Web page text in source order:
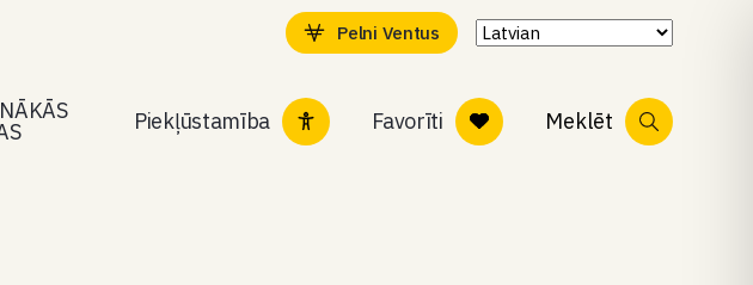
Pelni Ventus
Piekļūstamība Favorīti Meklēt